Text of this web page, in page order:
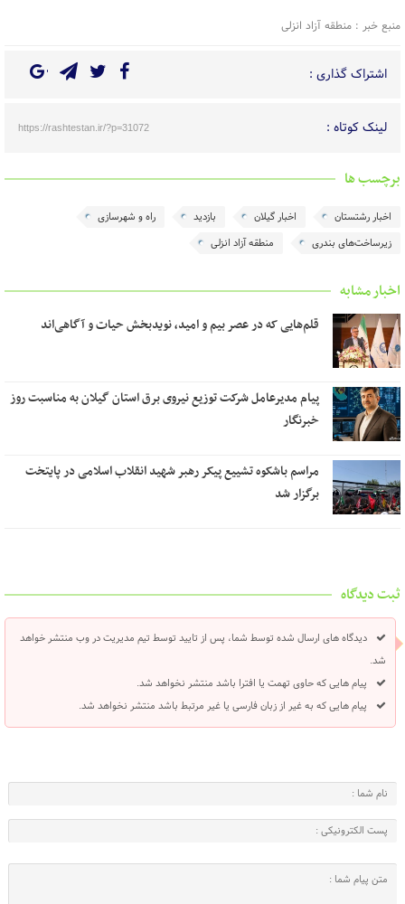
منبع خبر : منطقه آزاد انزلی
اشتراک گذاری :
لینک کوتاه : https://rashtestan.ir/?p=31072
برچسب ها
اخبار رشتستان اخبار گیلان بازدید
راه و شهرسازی
زیرساخت‌های بندری
منطقه آزاد انزلی
اخبار مشابه
قلم‌هایی که در عصر بیم و امید، نویدبخش حیات و آگاهی‌اند
پیام مدیرعامل شرکت توزیع نیروی برق استان گیلان به مناسبت روز
خبرنگار ‌
مراسم باشکوه تشییع پیکر رهبر شهید انقلاب اسلامی در پایتخت
برگزار شد
ثبت دیدگاه
دیدگاه های ارسال شده توسط شما، پس از تایید توسط تیم مدیریت در وب منتشر خواهد
شد.
پیام هایی که حاوی تهمت یا افترا باشد منتشر نخواهد شد.
پیام هایی که به غیر از زبان فارسی یا غیر مرتبط باشد منتشر نخواهد شد.